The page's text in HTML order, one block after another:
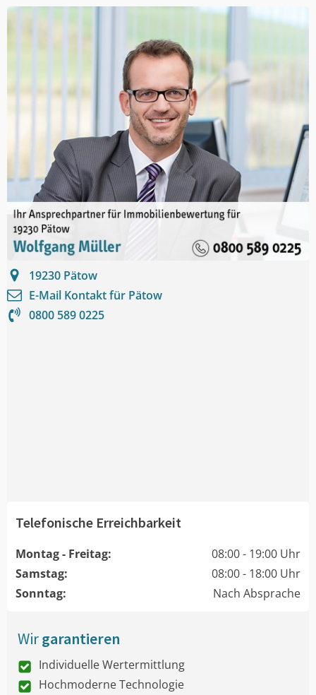
19230 Pätow
E-Mail Kontakt für Pätow
0800 589 0225
Telefonische Erreichbarkeit
Montag - Freitag:
08:00 - 19:00 Uhr
Samstag:
08:00 - 18:00 Uhr
Sonntag:
Nach Absprache
Wirgarantieren
Individuelle Wertermittlung
Hochmoderne Technologie